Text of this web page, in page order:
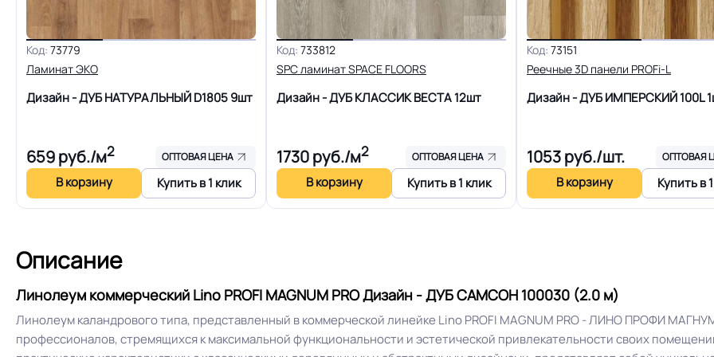
Группа истираемости Группа Т Устойчивость к химии
Особенности коллекции
типа из чёрного пвх
Защитный слой
Допуск изменения рабочего слоя Доп. защита рабочего слоя
Коэффициент противоскольжения R10 Вес 1 м.кв.
Шумоизоляция 16 Дб Форма поставки и мин.
Полы с подогревом (max +27C) Разрешено Система стыковки швов
Код: 73779
Ламинат ЭКО
Дизайн - ДУБ НАТУРАЛЬНЫЙ D18059шт
659руб./м2 ОПТОВАЯ ЦЕНА
В корзину Купить в 1 клик
Код: 733812
SPC ламинат SPACE FLOORS
Дизайн - ДУБ КЛАССИК ВЕСТА12шт
1730руб./м2 ОПТОВАЯ ЦЕНА
В корзину Купить в 1 клик
Код: 73151
Реечные 3D панели PROFi-L
Дизайн - ДУБ ИМПЕРСКИЙ 100L
1053руб./шт. ОПТОВАЯ
В корзину Купить в
Описание
Линолеум коммерческий Lino PROFI MAGNUM PRO Дизайн - ДУБ САМСОН 100030 (2.0 м)
Линолеум каландрового типа, представленный в коммерческой линейке Lino PROFI MAGNUM PRO - ЛИНО ПРОФИ
профессионалов, стремящихся к максимальной функциональности и эстетической привлекательности своих